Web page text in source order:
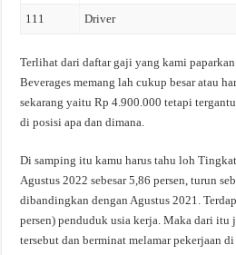
111 Driver
Terlihat dari daftar gaji yang kami
Beverages memang lah cukup besar atau
sekarang yaitu Rp 4.900.000 tetapi
di posisi apa dan dimana.
Di samping itu kamu harus tahu loh
Agustus 2022 sebesar 5,86 persen, turun
dibandingkan dengan Agustus 2021.
persen) penduduk usia kerja. Maka dari itu
tersebut dan berminat melamar pekerjaan